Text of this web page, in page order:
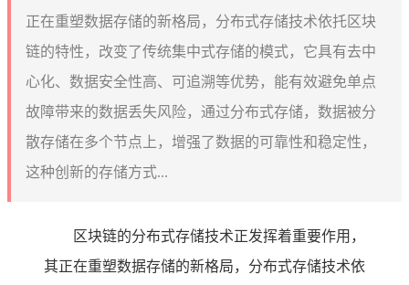
正在重塑数据存储的新格局，分布式存储技术依托区块
链的特性，改变了传统集中式存储的模式，它具有去中
心化、数据安全性高、可追溯等优势，能有效避免单点
故障带来的数据丢失风险，通过分布式存储，数据被分
散存储在多个节点上，增强了数据的可靠性和稳定性，
这种创新的存储方式...
区块链的分布式存储技术正发挥着重要作用，
其正在重塑数据存储的新格局，分布式存储技术依